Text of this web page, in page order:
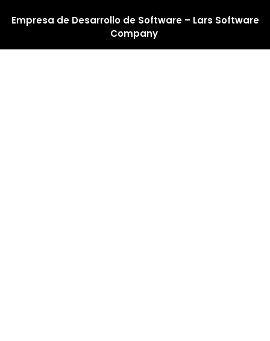
Empresa de Desarrollo de Software – Lars Software
Company